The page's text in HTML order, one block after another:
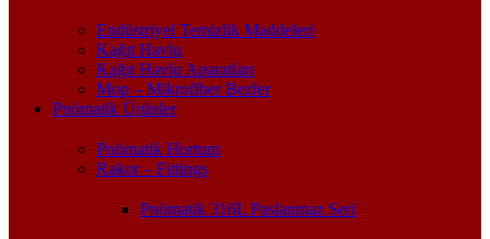
Endüstriyel Temizlik Maddeleri
Kağıt Havlu
Kağıt Havlu Aparatları
Mop – Mikrofiber Bezler
Pnömatik Ürünler
Pnömatik Hortum
Rakor – Fittings
Pnömatik 316L Paslanmaz Seri